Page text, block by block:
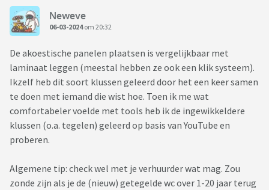
Neweve
06-03-2024om 20:32
De akoestische panelen plaatsen is vergelijkbaar met
laminaat leggen (meestal hebben ze ook een klik systeem).
Ikzelf heb dit soort klussen geleerd door het een keer samen
te doen met iemand die wist hoe. Toen ik me wat
comfortabeler voelde met tools heb ik de ingewikkeldere
klussen (o.a. tegelen) geleerd op basis van YouTube en
proberen.
Algemene tip: check wel met je verhuurder wat mag. Zou
zonde zijn als je de (nieuw) getegelde wc over 1-20 jaar terug